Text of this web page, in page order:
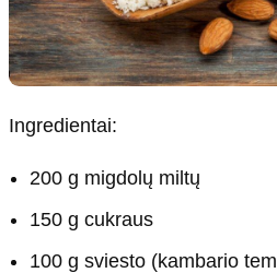
Ingredientai:
200 g migdolų miltų
150 g cukraus
100 g sviesto (kambario